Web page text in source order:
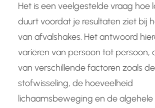
Het is een veelgestelde vraag hoe
duurt voordat je resultaten ziet bij
van afvalshakes. Het antwoord
variëren van persoon tot persoon,
van verschillende factoren zoals
stofwisseling, de hoeveelheid
lichaamsbeweging en de algehele